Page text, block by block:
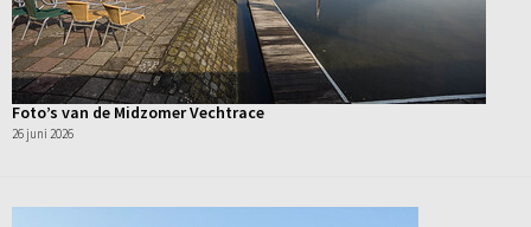
Foto’s van de Midzomer Vechtrace
26 juni 2026